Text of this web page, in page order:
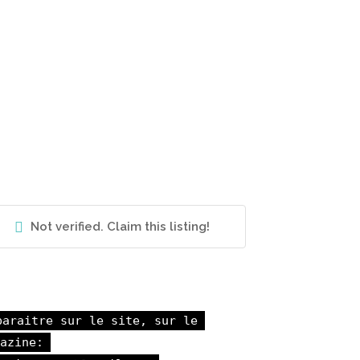
Not verified. Claim this listing!
sur le site, sur le